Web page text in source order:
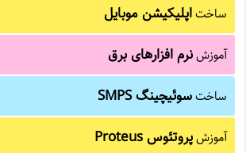
ساختاپلیکیشن موبایل
آموزشنرم افزارهای برق
ساختسوئیچینگ SMPS
آموزشپروتئوس Proteus